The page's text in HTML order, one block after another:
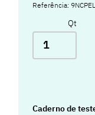
Referência:
Qt
Caderno de